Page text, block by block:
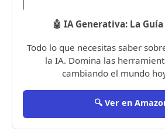
🤖 IA Generativa: La
Todo lo que necesitas saber
la IA. Domina las
cambiando el mundo
🔍 Ver en